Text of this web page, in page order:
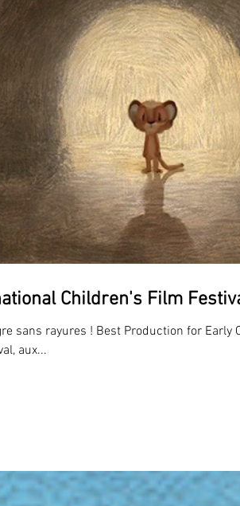
Children's Film
sans rayures ! Best Production for Early
aux...